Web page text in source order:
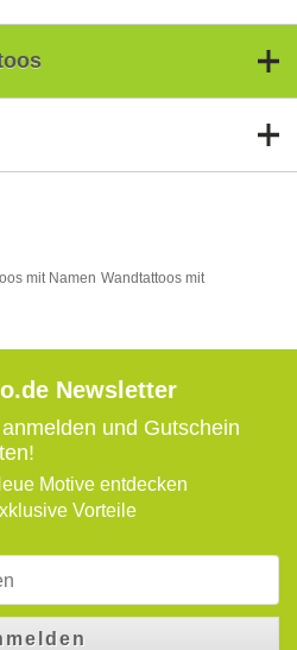
mit Namen Wandtattoos mit
Newsletter
und Gutschein
Motive entdecken
Vorteile